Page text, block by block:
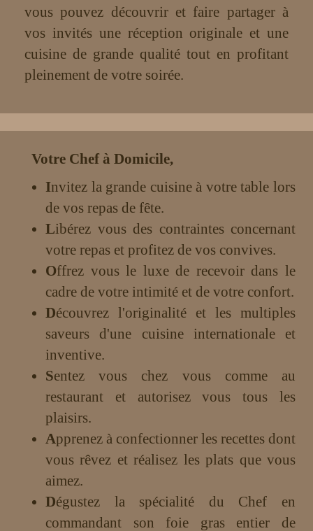
vous pouvez découvrir et faire partager à
vos invités une réception originale et une
cuisine de grande qualité tout en profitant
pleinement de votre soirée.
Votre Chef à Domicile,
Invitez la grande cuisine à votre table lors
de vos repas de fête.
Libérez vous des contraintes concernant
votre repas et profitez de vos convives.
Offrez vous le luxe de recevoir dans le
cadre de votre intimité et de votre confort.
Découvrez l'originalité et les multiples
saveurs d'une cuisine internationale et
inventive.
Sentez vous chez vous comme au
restaurant et autorisez vous tous les
plaisirs.
Apprenez à confectionner les recettes dont
vous rêvez et réalisez les plats que vous
aimez.
Dégustez la spécialité du Chef en
commandant son foie gras entier de